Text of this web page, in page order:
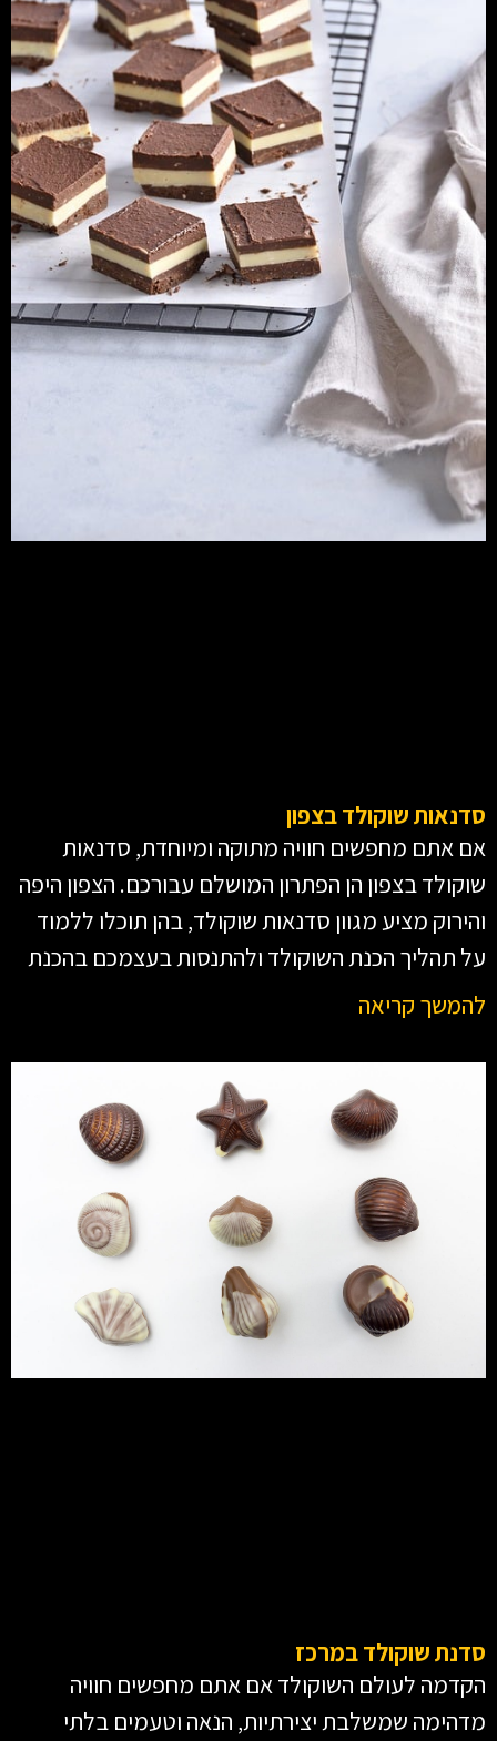
סדנאות שוקולד בצפון
אם אתם מחפשים חוויה מתוקה ומיוחדת, סדנאות
שוקולד בצפון הן הפתרון המושלם עבורכם. הצפון היפה
והירוק מציע מגוון סדנאות שוקולד, בהן תוכלו ללמוד
על תהליך הכנת השוקולד ולהתנסות בעצמכם בהכנת
להמשך קריאה
סדנת שוקולד במרכז
הקדמה לעולם השוקולד אם אתם מחפשים חוויה
מדהימה שמשלבת יצירתיות, הנאה וטעמים בלתי